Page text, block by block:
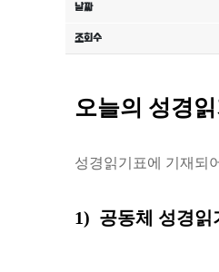
날짜
조회수
오늘의 성경
성경읽기표에 기재되
1) 공동체 성경읽